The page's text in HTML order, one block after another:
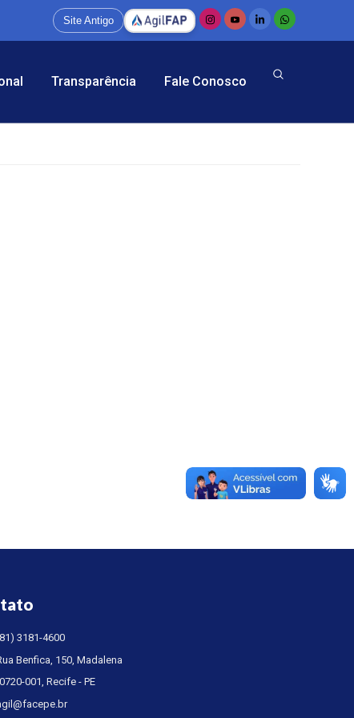
Site Antigo
Transparência Fale Conosco
3181-4600
Benfica, 150, Madalena
001, Recife - PE